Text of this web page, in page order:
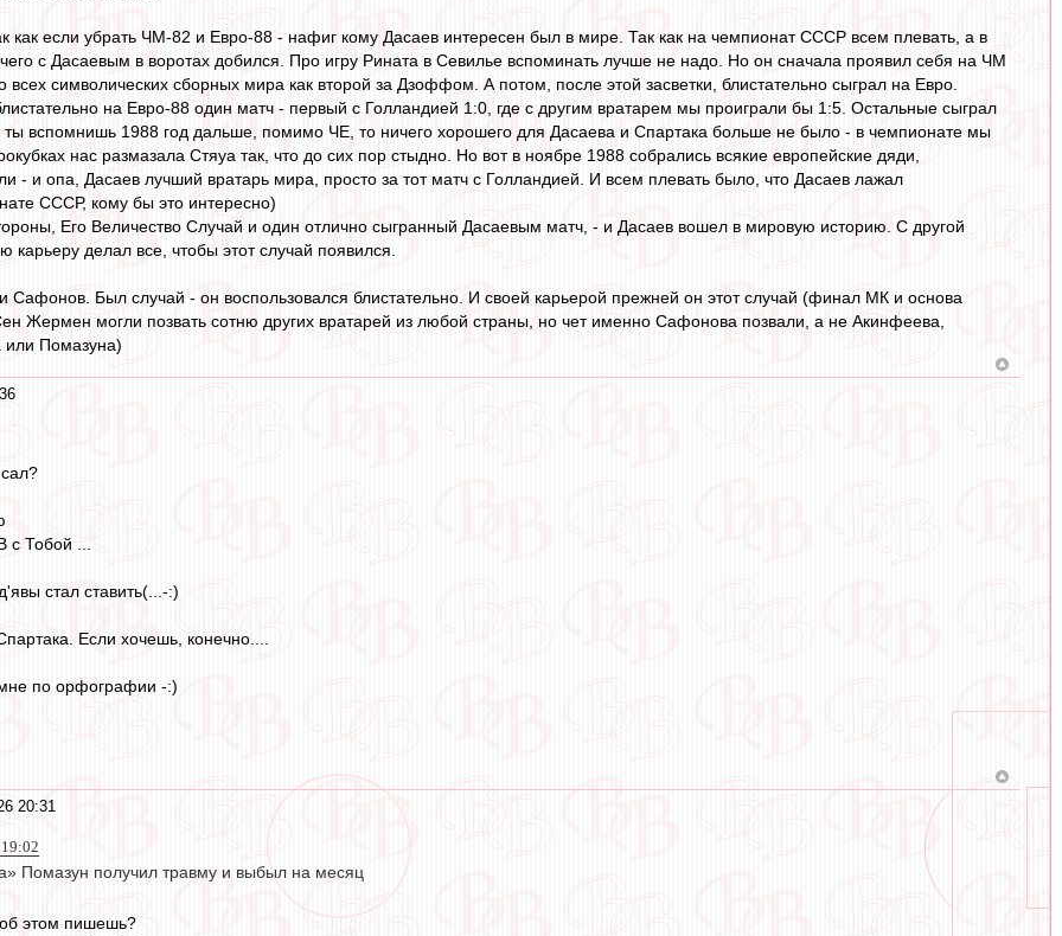
как если убрать ЧМ-82 и Евро-88 - нафиг кому Дасаев интересен был в мире. Так как на чемпионат СССР всем плевать, а в
с Дасаевым в воротах добился. Про игру Рината в Севилье вспоминать лучше не надо. Но он сначала проявил себя на ЧМ
всех символических сборных мира как второй за Дзоффом. А потом, после этой засветки, блистательно сыграл на Евро.
на Евро-88 один матч - первый с Голландией 1:0, где с другим вратарем мы проиграли бы 1:5. Остальные сыграл
вспомнишь 1988 год дальше, помимо ЧЕ, то ничего хорошего для Дасаева и Спартака больше не было - в чемпионате мы
нас размазала Стяуа так, что до сих пор стыдно. Но вот в ноябре 1988 собрались всякие европейские дяди,
- и опа, Дасаев лучший вратарь мира, просто за тот матч с Голландией. И всем плевать было, что Дасаев лажал
СССР, кому бы это интересно)
Его Величество Случай и один отлично сыгранный Дасаевым матч, - и Дасаев вошел в мировую историю. С другой
карьеру делал все, чтобы этот случай появился.
Сафонов. Был случай - он воспользовался блистательно. И своей карьерой прежней он этот случай (финал МК и основа
Жермен могли позвать сотню других вратарей из любой страны, но чет именно Сафонова позвали, а не Акинфеева,
Помазуна)
с Тобой ...
стал ставить(...-:)
Если хочешь, конечно....
по орфографии -:)
20:31
Помазун получил травму и выбыл на месяц
этом пишешь?